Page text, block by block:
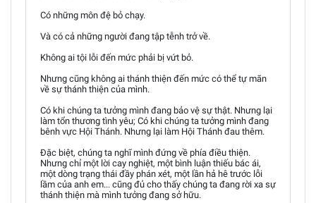
Có những môn đệ bỏ chạy.
Và có cả những người đang tập tễnh trở về.
Không ai tội lỗi đến mức phải bị vứt bỏ.
Nhưng cũng không ai thánh thiện đến mức có thể tự mãn
về sự thánh thiện của mình.
Có khi chúng ta tưởng mình đang bảo vệ sự thật. Nhưng lại
làm tổn thương tình yêu; Có khi chúng ta tưởng mình đang
bênh vực Hội Thánh. Nhưng lại làm Hội Thánh đau thêm.
Đặc biệt, chúng ta nghĩ mình đứng về phía điều thiện.
Nhưng chỉ một lời cay nghiệt, một bình luận thiếu bác ái,
một dòng trạng thái đầy phán xét, một lần hả hê trước lỗi
lầm của anh em... cũng đủ cho thấy chúng ta đang rời xa sự
thánh thiện mà mình tưởng đang sở hữu.